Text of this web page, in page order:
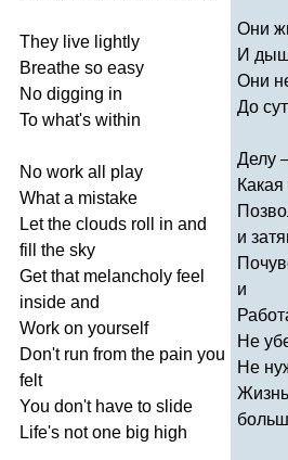
They live lightly
Breathe so easy
No digging in
To what's within
No work all
play
What a mistake
Let the clouds roll in and
fill
the sky
Get that melancholy feel
inside and
Work on yourself
Don't run from the pain you
felt
You don't have to slide
Life's not one big high
Они
И
Они
До
Делу
и
и
Не
Не